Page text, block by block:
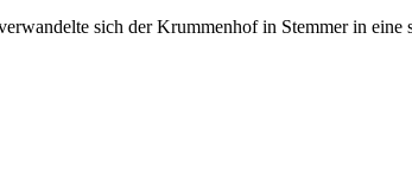
sich der Krummenhof in Stemmer in